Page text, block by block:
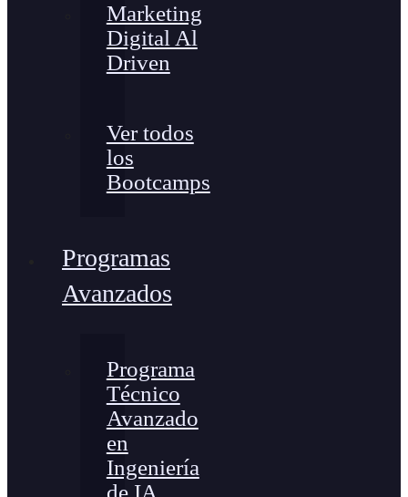
Marketing
Digital Al
Driven
Ver todos
los
Bootcamps
Programas
Avanzados
Programa
Técnico
Avanzado
en
Ingeniería
de IA